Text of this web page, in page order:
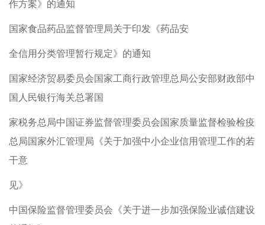
作方案》的通知
国家食品药品监督管理局关于印发《药品安
全信用分类管理暂行规定》的通知
国家经济贸易委员会国家工商行政管理总局公安部财政部中
国人民银行海关总署国
家税务总局中国证券监督管理委员会国家质量监督检验检疫
总局国家外汇管理局《关于加强中小企业信用管理工作的若
干意
见》
中国保险监督管理委员会《关于进一步加强保险业诚信建设